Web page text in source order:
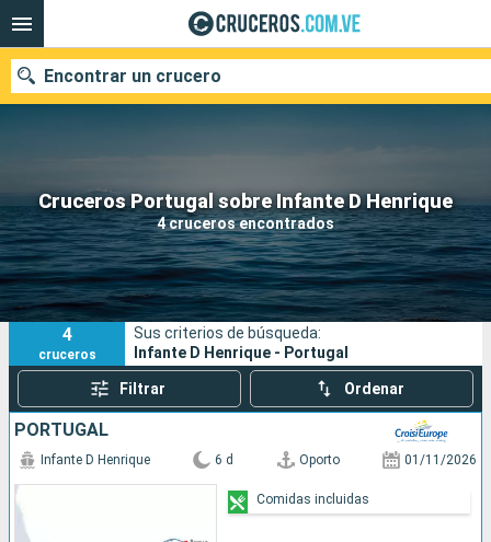
Cruceros Portugal sobre Infante D Henrique
4 cruceros encontrados
Encontrar un crucero
Nuestros destinos
Fecha de salida
Puertos Compañías
Buscar
4
cruceros
Sus criterios de búsqueda:
Infante D Henrique - Portugal
Filtrar Ordenar
PORTUGAL
Infante D Henrique 6 d Oporto 01/11/2026
Comidas incluidas